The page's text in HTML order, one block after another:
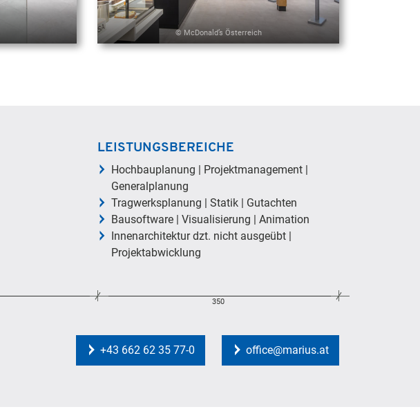
© McDonald’s Österreich
LEISTUNGSBEREICHE
Hochbauplanung | Projektmanagement |
Generalplanung
Tragwerksplanung | Statik | Gutachten
Bausoftware | Visualisierung | Animation
Innenarchitektur dzt. nicht ausgeübt |
Projektabwicklung
350
+43 662 62 35 77-0 office@marius.at